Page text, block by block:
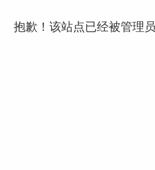
抱歉！该站点已经被管理